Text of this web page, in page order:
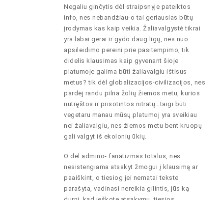
Negaliu ginčytis dėl straipsnyje pateiktos
info, nes nebandžiau-o tai geriausias būtų
įrodymas kas kaip veikia. Žaliavalgystė tikrai
yra labai gerai ir gydo daug ligų, nes nuo
apsileidimo pereini prie pasitempimo, tik
didelis klausimas kaip gyvenant šioje
platumoje galima būti žaliavalgiu ištisus
metus? tik dėl globalizacijos-civilizacijos, nes
pardėj randu pilna žolių žiemos metu, kurios
nutręštos ir prisotintos nitratų…taigi būti
vegetaru manau mūsų platumoj yra sveikiau
nei žaliavalgiu, nes žiemos metu bent kruopų
gali valgyt iš ekolonių ūkių.
O dėl admino- fanatizmas totalus, nes
nesistengiama atsakyt žmogui į klausimą ar
paaiškint, o tiesiog jei nematai tekste
parašyta, vadinasi nereikia gilintis, jūs ką